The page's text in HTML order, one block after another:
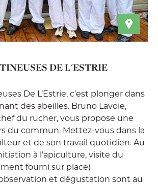
DE L'ESTRIE
De L’Estrie, c’est plonger dans
des abeilles. Bruno Lavoie,
du rucher, vous propose une
du commun. Mettez-vous dans la
et de son travail quotidien. Au
à l’apiculture, visite du
fourni sur place)
et dégustation sont au